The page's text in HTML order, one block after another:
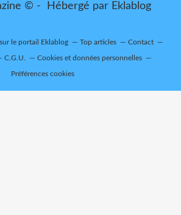
© - Hébergé par Eklablog
sur le portail Eklablog Top articles Contact
C.G.U. Cookies et données personnelles
Préférences cookies